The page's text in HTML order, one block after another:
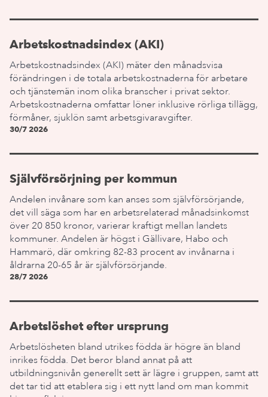
Arbetskostnadsindex (AKI)
Arbetskostnadsindex (AKI) mäter den månadsvisa
förändringen i de totala arbetskostnaderna för arbetare
och tjänstemän inom olika branscher i privat sektor.
Arbetskostnaderna omfattar löner inklusive rörliga tillägg,
förmåner, sjuklön samt arbetsgivaravgifter.
30/7 2026
Självförsörjning per kommun
Andelen invånare som kan anses som självförsörjande,
det vill säga som har en arbetsrelaterad månadsinkomst
över 20 850 kronor, varierar kraftigt mellan landets
kommuner. Andelen är högst i Gällivare, Habo och
Hammarö, där omkring 82-83 procent av invånarna i
åldrarna 20-65 år är självförsörjande.
28/7 2026
Arbetslöshet efter ursprung
Arbetslösheten bland utrikes födda är högre än bland
inrikes födda. Det beror bland annat på att
utbildningsnivån generellt sett är lägre i gruppen, samt att
det tar tid att etablera sig i ett nytt land om man kommit